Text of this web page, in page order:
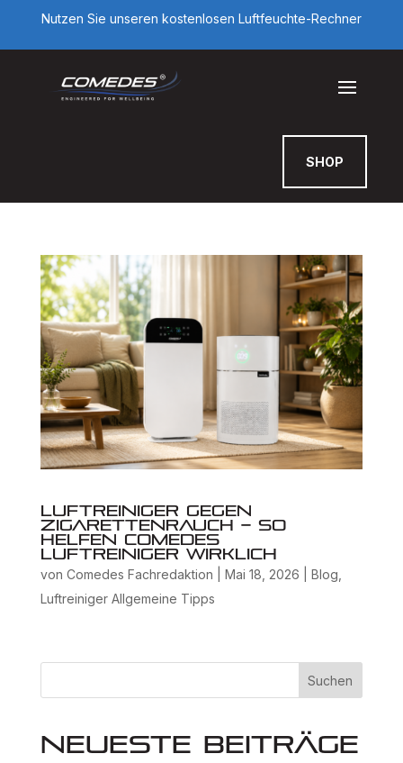
Nutzen Sie unseren kostenlosen Luftfeuchte-Rechner
SHOP
Luftreiniger gegen
Zigarettenrauch – So
helfen Comedes
Luftreiniger wirklich
von Comedes Fachredaktion Mai 18, 2026 Blog,
Luftreiniger Allgemeine Tipps
Suchen
Neueste Beiträge